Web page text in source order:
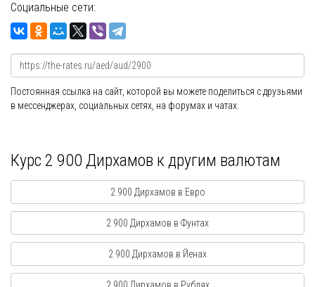
Социальные сети:
Постоянная ссылка на сайт, которой вы можете поделиться с друзьями
в мессенджерах, социальных сетях, на форумах и чатах.
Курс 2 900 Дирхамов к другим валютам
2 900 Дирхамов в Евро
2 900 Дирхамов в Фунтах
2 900 Дирхамов в Йенах